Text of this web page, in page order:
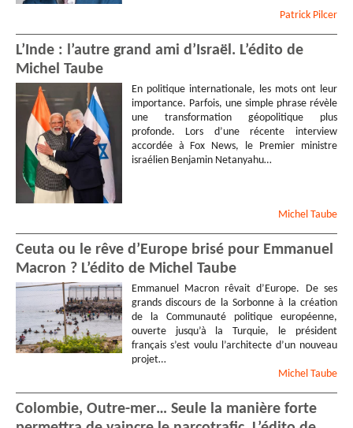
Patrick Pilcer
L’Inde : l’autre grand ami d’Israël. L’édito de
Michel Taube
En politique internationale, les mots ont leur
importance. Parfois, une simple phrase révèle
une transformation géopolitique plus
profonde. Lors d’une récente interview
accordée à Fox News, le Premier ministre
israélien Benjamin Netanyahu…
Michel Taube
Ceuta ou le rêve d’Europe brisé pour Emmanuel
Macron ? L’édito de Michel Taube
Emmanuel Macron rêvait d’Europe. De ses
grands discours de la Sorbonne à la création
de la Communauté politique européenne,
ouverte jusqu’à la Turquie, le président
français s’est voulu l’architecte d’un nouveau
projet…
Michel Taube
Colombie, Outre-mer… Seule la manière forte